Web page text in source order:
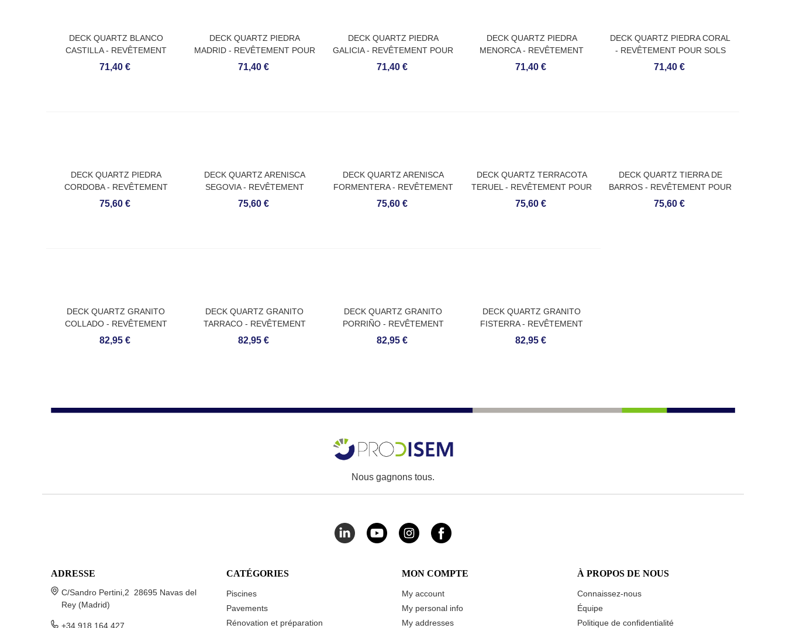
DECK QUARTZ BLANCO
CASTILLA - REVÊTEMENT
POUR SOLS EXTÉRIEURS
71,40 €
DECK QUARTZ PIEDRA
MADRID - REVÊTEMENT POUR
SOLS EXTÉRIEURS
71,40 €
DECK QUARTZ PIEDRA
GALICIA - REVÊTEMENT POUR
SOLS EXTÉRIEURS
71,40 €
DECK QUARTZ PIEDRA
MENORCA - REVÊTEMENT
POUR SOLS EXTÉRIEURS
71,40 €
DECK QUARTZ PIEDRA CORAL
- REVÊTEMENT POUR SOLS
EXTÉRIEURS
71,40 €
DECK QUARTZ PIEDRA
CORDOBA - REVÊTEMENT
POUR SOLS EXTÉRIEURS
75,60 €
DECK QUARTZ ARENISCA
SEGOVIA - REVÊTEMENT
POUR SOLS EXTÉRIEURS
75,60 €
DECK QUARTZ ARENISCA
FORMENTERA - REVÊTEMENT
POUR SOLS EXTÉRIEURS
75,60 €
DECK QUARTZ TERRACOTA
TERUEL - REVÊTEMENT POUR
SOLS EXTÉRIEURS
75,60 €
DECK QUARTZ TIERRA DE
BARROS - REVÊTEMENT POUR
SOLS EXTÉRIEURS
75,60 €
DECK QUARTZ GRANITO
COLLADO - REVÊTEMENT
POUR SOLS EXTÉRIEURS
82,95 €
DECK QUARTZ GRANITO
TARRACO - REVÊTEMENT
POUR SOLS EXTÉRIEURS
82,95 €
DECK QUARTZ GRANITO
PORRIÑO - REVÊTEMENT
POUR SOLS EXTÉRIEURS
82,95 €
DECK QUARTZ GRANITO
FISTERRA - REVÊTEMENT
POUR SOLS EXTÉRIEURS
82,95 €
Nous gagnons tous.
ADRESSE
C/Sandro Pertini,2 28695 Navas del
Rey (Madrid)
+34 918 164 427
CATÉGORIES
Piscines
Pavements
Rénovation et préparation
MON COMPTE
My account
My personal info
My addresses
À PROPOS DE NOUS
Connaissez-nous
Équipe
Politique de confidentialité